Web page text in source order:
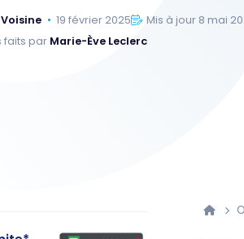
19 février 2025
Mis à jour 8 mai
faits par Marie-Ève Leclerc